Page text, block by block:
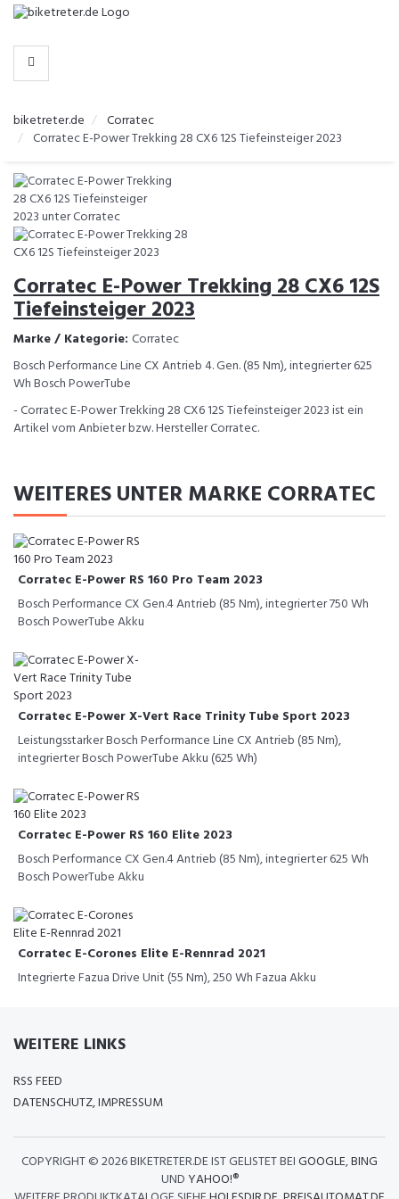
-
HERSTELLER
biketreter.de
Corratec
Corratec E-Power Trekking 28 CX6 12S Tiefeinsteiger 2023
Corratec E-Power Trekking 28 CX6 12S
Tiefeinsteiger 2023
Marke / Kategorie: Corratec
Bosch Performance Line CX Antrieb 4. Gen. (85 Nm), integrierter 625
Wh Bosch PowerTube
- Corratec E-Power Trekking 28 CX6 12S Tiefeinsteiger 2023 ist ein
Artikel vom Anbieter bzw. Hersteller Corratec.
WEITERES UNTER MARKE CORRATEC
Corratec E-Power RS 160 Pro Team 2023
Bosch Performance CX Gen.4 Antrieb (85 Nm), integrierter 750 Wh
Bosch PowerTube Akku
Corratec E-Power X-Vert Race Trinity Tube Sport 2023
Leistungsstarker Bosch Performance Line CX Antrieb (85 Nm),
integrierter Bosch PowerTube Akku (625 Wh)
Corratec E-Power RS 160 Elite 2023
Bosch Performance CX Gen.4 Antrieb (85 Nm), integrierter 625 Wh
Bosch PowerTube Akku
Corratec E-Corones Elite E-Rennrad 2021
Integrierte Fazua Drive Unit (55 Nm), 250 Wh Fazua Akku
WEITERE LINKS
RSS FEED
DATENSCHUTZ, IMPRESSUM
COPYRIGHT ©2026 BIKETRETER.DE IST GELISTET BEIGOOGLE,BING
UND YAHOO!®